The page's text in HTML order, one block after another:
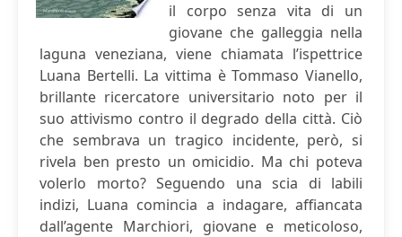
il corpo senza vita di un
giovane che galleggia nella
laguna veneziana, viene chiamata l’ispettrice
Luana Bertelli. La vittima è Tommaso Vianello,
brillante ricercatore universitario noto per il
suo attivismo contro il degrado della città. Ciò
che sembrava un tragico incidente, però, si
rivela ben presto un omicidio. Ma chi poteva
volerlo morto? Seguendo una scia di labili
indizi, Luana comincia a indagare, affiancata
dall’agente Marchiori, giovane e meticoloso,